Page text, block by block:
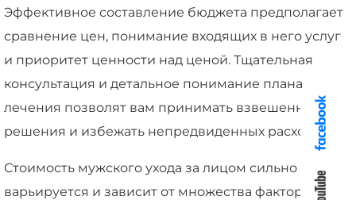
Эффективное составление бюджета предполагает
сравнение цен, понимание входящих в него услуг
и приоритет ценности над ценой. Тщательная
консультация и детальное понимание плана
лечения позволят вам принимать взвешенные
решения и избежать непредвиденных расходов.
Стоимость мужского ухода за лицом сильно
варьируется и зависит от множества факторов.